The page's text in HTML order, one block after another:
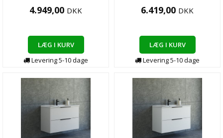
4.949,00 DKK
LÆG I KURV
Levering5-10dage
6.419,00 DKK
LÆG I KURV
Levering5-10dage